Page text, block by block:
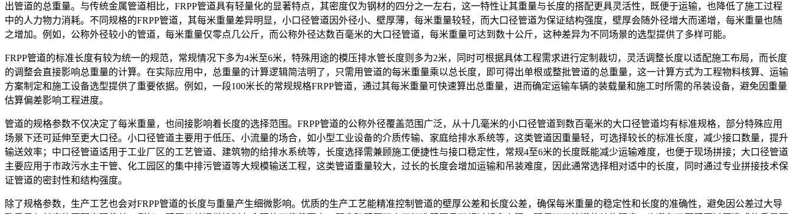
出管道的总重量。与传统金属管道相比，FRPP管道具有轻量化的显著特点，其密度仅为钢材的四分之一左右，这一特性让其重量与长度的搭配更具灵活性，既便于运输，也降低了施工过程
中的人力物力消耗。不同规格的FRPP管道，其每米重量差异明显，小口径管道因外径小、壁厚薄，每米重量较轻，而大口径管道为保证结构强度，壁厚会随外径增大而递增，每米重量也随
之增加。例如，公称外径较小的管道，每米重量仅零点几公斤，而公称外径达数百毫米的大口径管道，每米重量可达到数十公斤，这种差异为不同场景的选型提供了多样可能。
FRPP管道的标准长度有较为统一的规范，常规情况下多为4米至6米，特殊用途的模压排水管长度则多为2米，同时可根据具体工程需求进行定制裁切，灵活调整长度以适配施工布局，而长度
的调整会直接影响总重量的计算。在实际应用中，总重量的计算逻辑简洁明了，只需用管道的每米重量乘以总长度，即可得出单根或整批管道的总重量，这一计算方式为工程物料核算、运输
方案制定和施工设备选型提供了重要依据。例如，一段100米长的常规规格FRPP管道，通过其每米重量可快速算出总重量，进而确定运输车辆的装载量和施工时所需的吊装设备，避免因重量
估算偏差影响工程进度。
管道的规格参数不仅决定了每米重量，也间接影响着长度的选择范围。FRPP管道的公称外径覆盖范围广泛，从十几毫米的小口径管道到数百毫米的大口径管道均有标准规格，部分特殊应用
场景下还可延伸至更大口径。小口径管道主要用于低压、小流量的场合，如小型工业设备的介质传输、家庭给排水系统等，这类管道因重量轻，可选择较长的标准长度，减少接口数量，提升
输送效率；中口径管道适用于工业厂区的工艺管道、建筑物的给排水系统等，长度选择需兼顾施工便捷性与接口稳定性，常规4至6米的长度既能减少运输难度，也便于现场拼接；大口径管道
主要应用于市政污水主干管、化工园区的集中排污管道等大规模输送工程，这类管道重量较大，过长的长度会增加运输和吊装难度，因此通常选择相对适中的长度，同时通过专业拼接技术保
证管道的密封性和结构强度。
除了规格参数，生产工艺也会对FRPP管道的长度与重量产生细微影响。优质的生产工艺能精准控制管道的壁厚公差和长度公差，确保每米重量的稳定性和长度的准确性，避免因公差过大导